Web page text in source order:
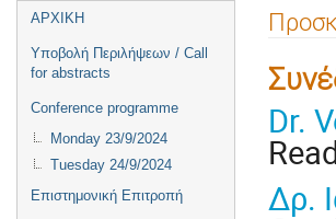
Event
menu
ΑΡΧΙΚΗ
Υποβολή Περιλήψεων / Call
for abstracts
Conference programme
Monday 23/9/2024
Tuesday 24/9/2024
Επιστημονική Επιτροπή
Dr.
Δρ.